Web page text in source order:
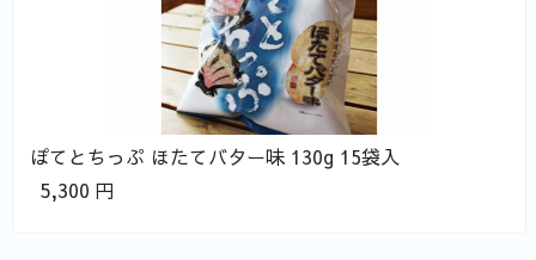
ぽてとちっぷ ほたてバター味 130g 15袋入
5,300 円